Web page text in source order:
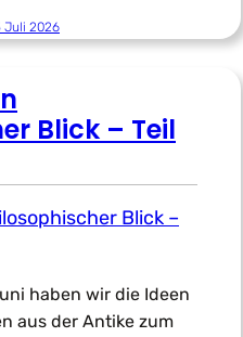
Juli 2026
Blick – Teil
haben wir die Ideen
aus der Antike zum